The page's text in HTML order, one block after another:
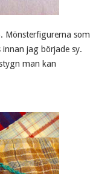
Mönsterfigurerna
jag började sy.
man kan